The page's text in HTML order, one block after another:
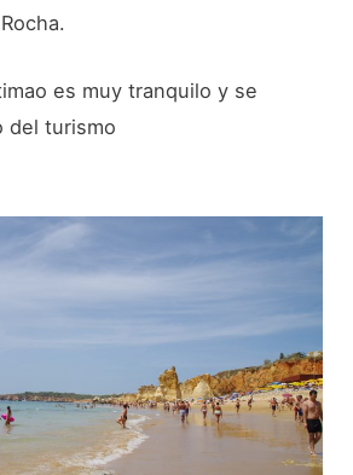
es muy tranquilo y se
del turismo